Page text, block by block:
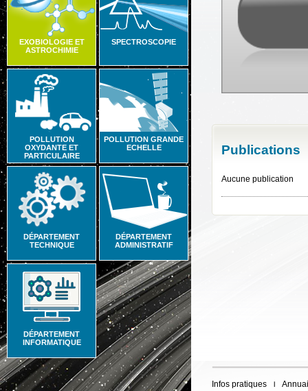
EXOBIOLOGIE ET
ASTROCHIMIE
SPECTROSCOPIE
POLLUTION
OXYDANTE ET
PARTICULAIRE
POLLUTION GRANDE
ECHELLE
DÉPARTEMENT
TECHNIQUE
DÉPARTEMENT
ADMINISTRATIF
DÉPARTEMENT
INFORMATIQUE
Publications
Aucune publication
Infos pratiques